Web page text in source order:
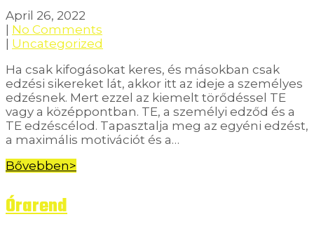
April 26, 2022
No Comments
Uncategorized
Ha csak kifogásokat keres, és másokban csak
edzési sikereket lát, akkor itt az ideje a személyes
edzésnek. Mert ezzel az kiemelt törődéssel TE
vagy a középpontban. TE, a személyi edződ és a
TE edzéscélod. Tapasztalja meg az egyéni edzést,
a maximális motivációt és a…
Bővebben>
Órarend